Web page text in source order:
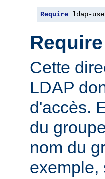
Require ldap-
Cette
LDAP
d'accès.
du
nom du
exemple,